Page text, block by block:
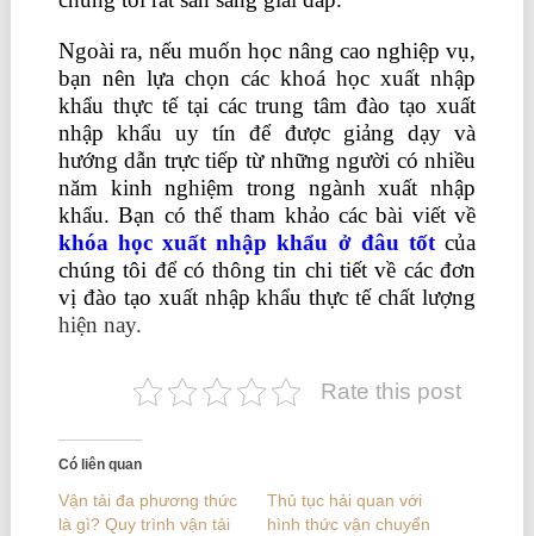
Ngoài ra, nếu muốn học nâng cao nghiệp vụ,
bạn nên lựa chọn các khoáhọc xuất nhập
khẩu thực tế tại các trung tâm đào tạo xuất
nhập khẩu uy tín để được giảng dạy và
hướng dẫn trực tiếp từ những người có nhiều
năm kinh nghiệm trong ngành xuất nhập
khẩu. Bạn có thể tham khảo các bài viết về
khóa học xuất nhập khẩu ở đâu tốt của
chúng tôi để có thông tin chi tiết về các đơn
vị đào tạo xuất nhập khẩu thực tế chất lượng
hiện nay.
Rate this post
Có liên quan
Vận tải đa phương thức
là gì? Quy trình vận tải
Thủ tục hải quan với
hình thức vận chuyển